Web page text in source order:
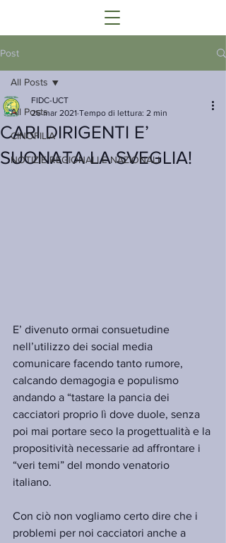
Post
All Posts
CINOFILIA
NOTIZIE REGIONALI E NAZIONALI
All Posts
CARI DIRIGENTI E’
SUONATA LA SVEGLIA!
FIDC-UCT
26 mar 2021 Tempo di lettura: 2 min
E’ divenuto ormai consuetudine
nell’utilizzo dei social media
comunicare facendo tanto rumore,
calcando demagogia e populismo
andando a “tastare la pancia dei
cacciatori proprio lì dove duole, senza
poi mai portare seco la progettualità e la
propositività necessarie ad affrontare i
“veri temi” del mondo venatorio
italiano.
Con ciò non vogliamo certo dire che i
problemi per noi cacciatori anche a